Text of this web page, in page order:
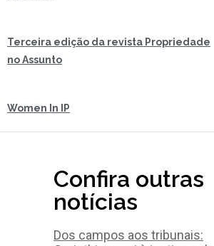
Terceira edição da revista Propriedade
no Assunto
Women In IP
Confira outras
notícias
Dos campos aos tribunais: